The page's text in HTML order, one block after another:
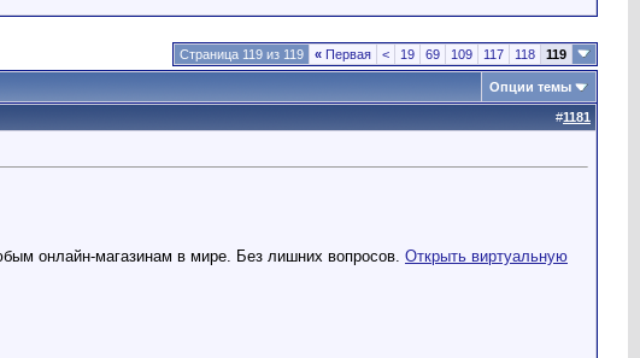
Страница 119 из 119 « Первая < 19 69 109 117 118 119
Опции темы
#1181
онлайн-магазинам в мире. Без лишних вопросов. Открыть виртуальную